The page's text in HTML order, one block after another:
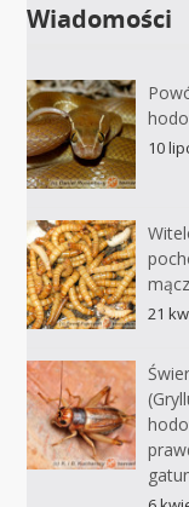
Wiadomości
10
21